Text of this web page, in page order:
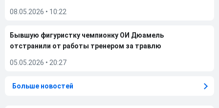
08.05.2026 • 10:22
Бывшую фигуристку чемпионку ОИ Дюамель
отстранили от работы тренером за травлю
05.05.2026 • 20:27
Больше новостей